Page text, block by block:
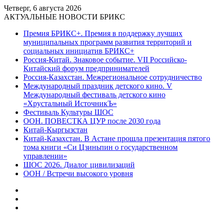
Четверг, 6 августа 2026
АКТУАЛЬНЫЕ НОВОСТИ БРИКС
Премия БРИКС+. Премия в поддержку лучших
муниципальных программ развития территорий и
социальных инициатив БРИКС+
Россия-Китай. Знаковое событие. VII Российско-
Китайский форум предпринимателей
Россия-Казахстан. Межрегиональное сотрудничество
Международный праздник детского кино. V
Международный фестиваль детского кино
«Хрустальный ИсточникЪ»
Фестиваль Культуры ШОС
ООН. ПОВЕСТКА ЦУР после 2030 года
Китай-Кыргызстан
Китай-Казахстан. В Астане прошла презентация пятого
тома книги «Си Цзиньпин о государственном
управлении»
ШОС 2026. Диалог цивилизаций
ООН / Встречи высокого уровня